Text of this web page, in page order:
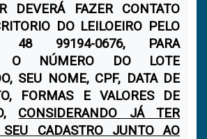
DEVERÁ FAZER CONTATO
DO LEILOEIRO PELO
48 99194-0676, PARA
O NÚMERO DO LOTE
SEU NOME, CPF, DATA DE
FORMAS E VALORES DE
CONSIDERANDO JÁ TER
SEU CADASTRO JUNTO AO